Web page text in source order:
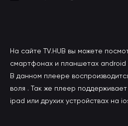
На сайте TV.HUB вы можете
смартфонах и планшетах android
В данном плеере
воля . Так же плеер
ipad или друхих устройствах на